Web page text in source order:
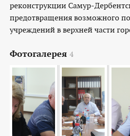
реконструкции Самур-
предотвращения возможного
учреждений в верхней части
Фотогалерея 4